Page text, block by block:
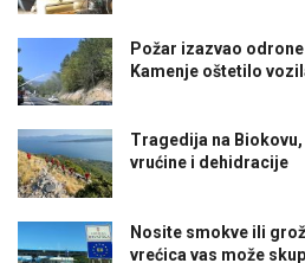
Požar izazvao
Kamenje oštetilo
Tragedija na
vrućine i dehidracije
Nosite smokve ili
vrećica vas može